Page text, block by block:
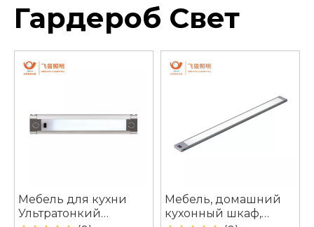
Гардероб Свет
Мебель для кухни
Ультратонкий
Мебель, домашний
кухонный шкаф,